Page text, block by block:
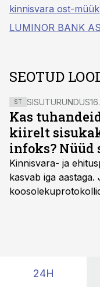
kinnisvara ost-müük
LUMINOR BANK AS
SEOTUD
ST SISUTURUNDUS
Kas
kiirelt
infoks? Nüüd
Kinnisvara- ja
kasvab iga
24H